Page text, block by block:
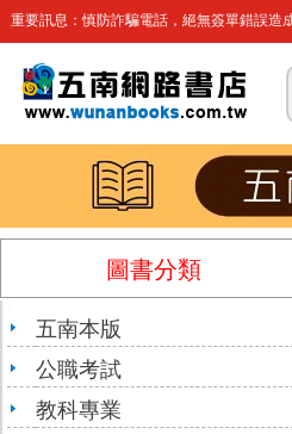
重要訊息：慎防詐騙電話，絕無簽單錯誤造
圖書分類
五南本版
公職考試
教科專業